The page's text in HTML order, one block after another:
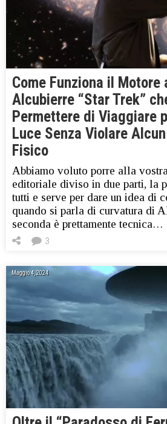
Come Funziona il Motore
Alcubierre “Star Trek”
Permettere di Viaggiare
Luce Senza Violare
Fisico
Abbiamo voluto porre alla
editoriale diviso in due parti, la
tutti e serve per dare un idea di
quando si parla di curvatura di
seconda è prettamente tecnica…
3
Maggio 4, 2024